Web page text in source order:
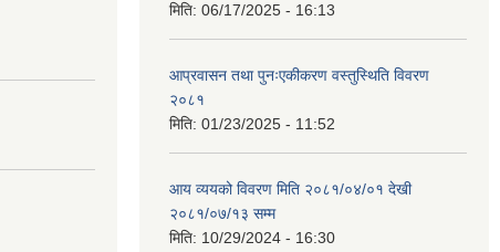
मिति: 06/17/2025 - 16:13
आप्रवासन तथा पुनःएकीकरण वस्तुस्थिति विवरण
२०८१
मिति: 01/23/2025 - 11:52
आय व्ययको विवरण मिति २०८१/०४/०१ देखी
२०८१/०७/१३ सम्म
मिति: 10/29/2024 - 16:30